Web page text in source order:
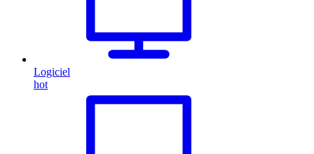
Logiciel
hot